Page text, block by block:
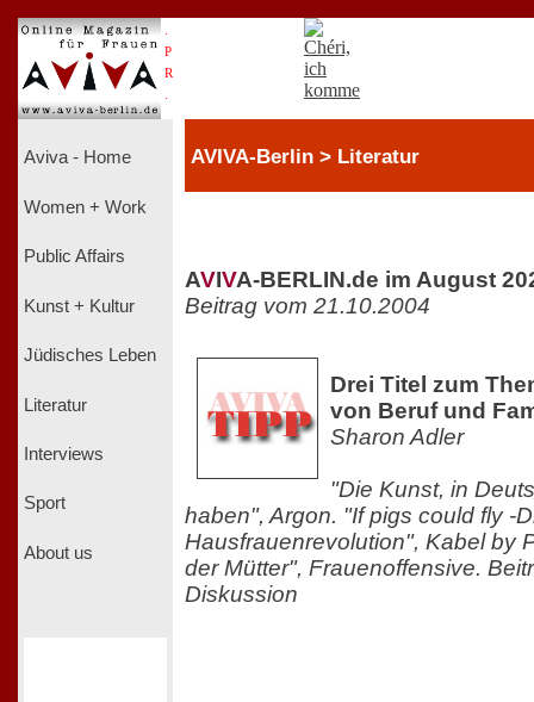
P
R
Aviva - Home
Women + Work
Public Affairs
Kunst + Kultur
Jüdisches Leben
Literatur
Interviews
Sport
About us
AVIVA-Berlin > Literatur
AVIVA-BERLIN.de im August
Beitrag vom 21.10.2004
Drei Titel zum
von Beruf und
Sharon Adler
"Die Kunst, in
haben", Argon. "If pigs could fly -
Hausfrauenrevolution", Kabel by
der Mütter", Frauenoffensive.
Diskussion